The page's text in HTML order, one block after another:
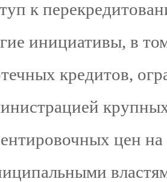
к
инициативы, в
кредитов,
цен